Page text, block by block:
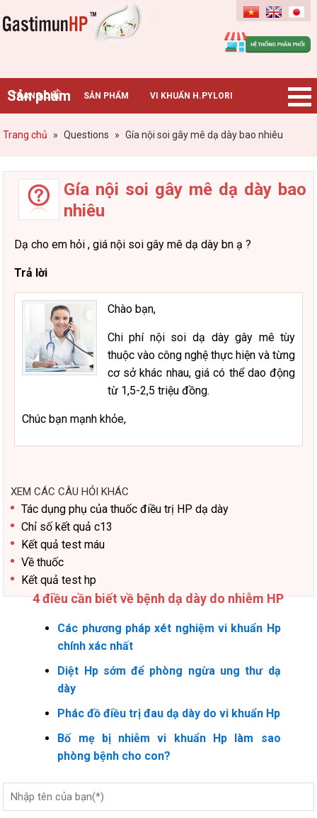
Gastimunhp
Sản phẩm
TRANG CHỦ SẢN PHẨM VI KHUẨN H.PYLORI
BỆNH DẠ DÀY TIN TỨC – SỰ KIỆN HƯỚNG DẪN MUA HÀNG
Trang chủ » Questions » Gía nội soi gây mê dạ dày bao nhiêu
Gía nội soi gây mê dạ dày bao
nhiêu
Dạ cho em hỏi , giá nội soi gây mê dạ dày bn ạ ?
Trả lời
Chào bạn,
Chi phí nội soi dạ dày gây mê tùy
thuộc vào công nghệ thực hiện và từng
cơ sở khác nhau, giá có thể dao động
từ 1,5-2,5 triệu đồng.
Chúc bạn mạnh khỏe,
XEM CÁC CÂU HỎI KHÁC
Tác dụng phụ của thuốc điều trị HP dạ dày
Chỉ số kết quả c13
Kết quả test máu
Về thuốc
Kết quả test hp
4 điều cần biết về bệnh dạ dày do nhiễm HP
Các phương pháp xét nghiệm vi khuẩn Hp
chính xác nhất
Diệt Hp sớm để phòng ngừa ung thư dạ
dày
Phác đồ điều trị đau dạ dày do vi khuẩn Hp
Bố mẹ bị nhiễm vi khuẩn Hp làm sao
phòng bệnh cho con?